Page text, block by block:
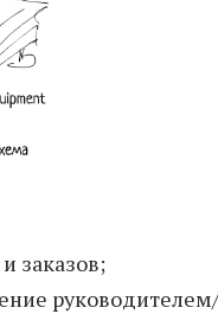
заказов;
руководителем/